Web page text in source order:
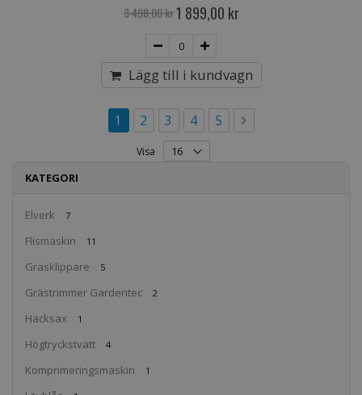
3 498,00 kr Special
Price
1 899,00 kr
Lägg till i kundvagn
Sida
You're currently reading page
1 Sida
2 Sida
3 Sida
4 Sida
5 Sida
Nästa
Visa
KATEGORI
Elverk 7
Flismaskin 11
Gräsklippare 5
Grästrimmer Gardentec 2
Häcksax 1
Högtryckstvätt 4
Komprimeringsmaskin 1